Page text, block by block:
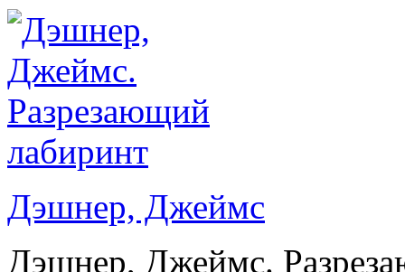
Дэшнер, Джеймс
Дэшнер, Джеймс.